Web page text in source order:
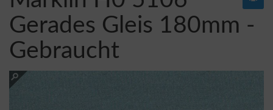
Gerades Gleis 180mm -
Gebraucht